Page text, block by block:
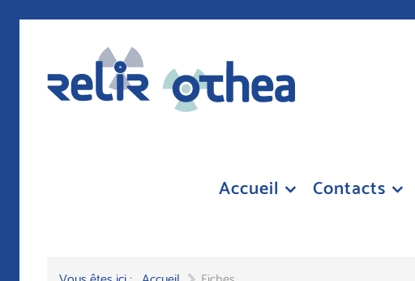
Accueil Contacts